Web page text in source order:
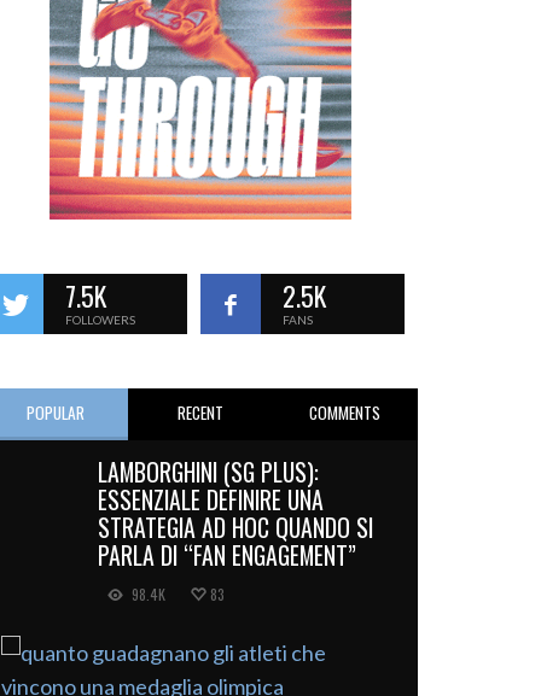
7.5K
FOLLOWERS
2.5K
FANS
POPULAR RECENT COMMENTS
LAMBORGHINI (SG PLUS):
ESSENZIALE DEFINIRE UNA
STRATEGIA AD HOC QUANDO SI
PARLA DI “FAN ENGAGEMENT”
98.4K 83